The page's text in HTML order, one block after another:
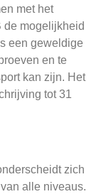
met het
de mogelijkheid
een geweldige
en te
kan zijn. Het
tot 31
zich
alle niveaus.